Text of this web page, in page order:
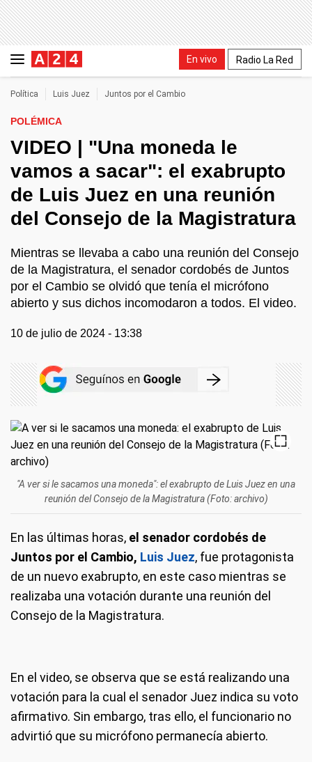
En vivo Radio La Red
Política Luis Juez Juntos por el Cambio
POLÉMICA
VIDEO | "Una moneda le
vamos a sacar": el exabrupto
de Luis Juez en una reunión
del Consejo de la Magistratura
Mientras se llevaba a cabo una reunión del Consejo
de la Magistratura, el senador cordobés de Juntos
por el Cambio se olvidó que tenía el micrófono
abierto y sus dichos incomodaron a todos. El video.
10 de julio de 2024 - 13:38
"A ver si le sacamos una moneda": el exabrupto de Luis Juez en una
reunión del Consejo de la Magistratura (Foto: archivo)
En las últimas horas, el senador cordobés de
Juntos por el Cambio, Luis Juez, fue protagonista
de un nuevo exabrupto, en este caso mientras se
realizaba una votación durante una reunión del
Consejo de la Magistratura.
En el video, se observa que se está realizando una
votación para la cual el senador Juez indica su voto
afirmativo. Sin embargo, tras ello, el funcionario no
advirtió que su micrófono permanecía abierto.